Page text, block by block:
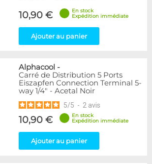
10,90 €
En stock
Expédition immédiate
Ajouter au panier
Alphacool -
Carré de Distribution 5 Ports
Eiszapfen Connection Terminal 5-
way 1/4" - Acetal Noir
5/5 - 2 avis
10,90 €
En stock
Expédition immédiate
Ajouter au panier